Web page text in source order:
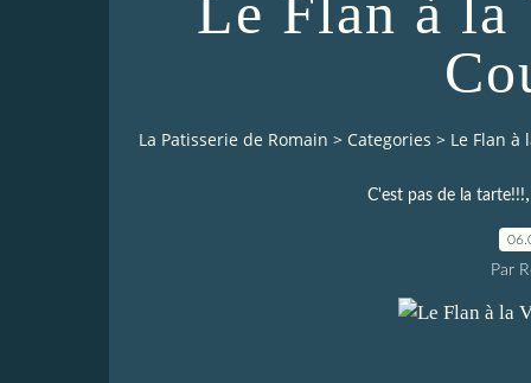
La Patisserie de Romain > Categories > Le Flan à
C'est pas de la tarte!!!,
Par